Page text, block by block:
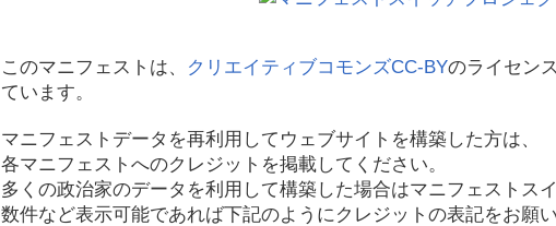
このマニフェストは、 クリエイティブコモンズCC-BYのライセン
ています。
マニフェストデータを再利用してウェブサイトを構築した方は、
各マニフェストへのクレジットを掲載してください。
多くの政治家のデータを利用して構築した場合はマニフェストス
数件など表示可能であれば下記のようにクレジットの表記をお願い